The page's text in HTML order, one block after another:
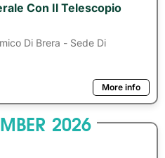
Con Il Telescopio
Di Brera - Sede Di
More info
2026